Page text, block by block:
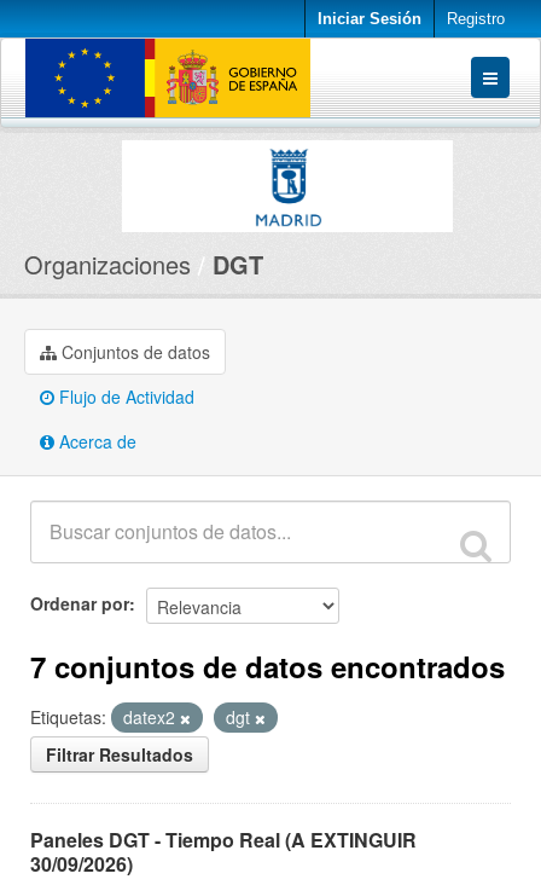
Iniciar Sesión Registro
Conjuntos de datos
Organizaciones DGT
Conjuntos de datos
Flujo de Actividad
Acerca de
Ordenar por
7 conjuntos de datos encontrados
Etiquetas: datex2
dgt
Filtrar Resultados
Paneles DGT - Tiempo Real (A EXTINGUIR
30/09/2026)